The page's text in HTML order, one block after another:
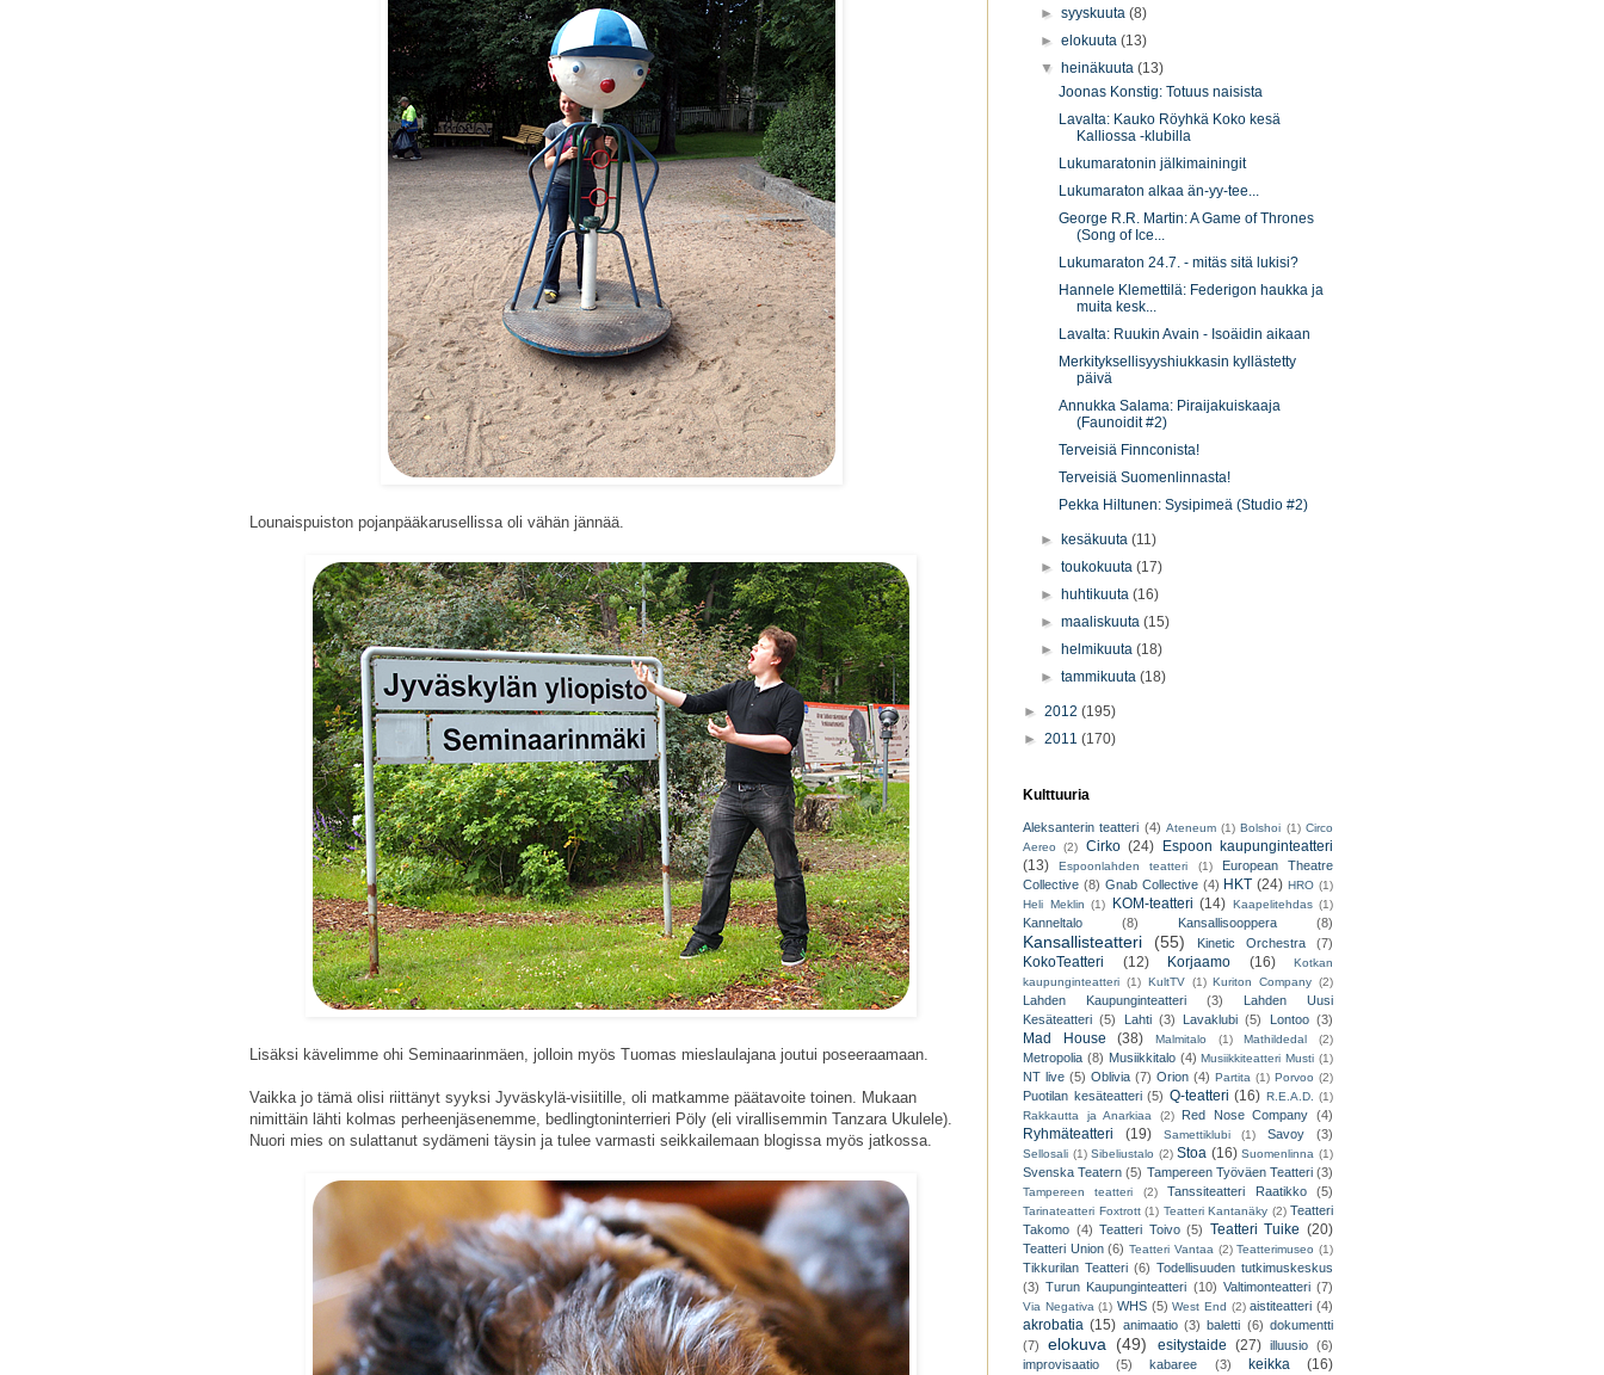
Lounaispuiston pojanpääkarusellissa oli vähän jännää.
Lisäksi kävelimme ohi Seminaarinmäen, jolloin myös Tuomas mieslaulajana joutui poseeraamaan.
Vaikka jo tämä olisi riittänyt syyksi Jyväskylä-visiitille, oli matkamme päätavoite toinen. Mukaan
nimittäin lähti kolmas perheenjäsenemme, bedlingtoninterrieri Pöly (eli virallisemmin Tanzara Ukulele).
Nuori mies on sulattanut sydämeni täysin ja tulee varmasti seikkailemaan blogissa myös jatkossa.
►syyskuuta(8)
►elokuuta(13)
▼ heinäkuuta(13)
Joonas Konstig: Totuus naisista
Lavalta: Kauko Röyhkä Koko kesä
Kalliossa -klubilla
Lukumaratonin jälkimainingit
Lukumaraton alkaa än-yy-tee...
George R.R. Martin: A Game of Thrones
(Song of Ice...
Lukumaraton 24.7. - mitäs sitä lukisi?
Hannele Klemettilä: Federigon haukka ja
muita kesk...
Lavalta: Ruukin Avain - Isoäidin aikaan
Merkityksellisyyshiukkasin kyllästetty
päivä
Annukka Salama: Piraijakuiskaaja
(Faunoidit #2)
Terveisiä Finnconista!
Terveisiä Suomenlinnasta!
Pekka Hiltunen: Sysipimeä (Studio #2)
► kesäkuuta(11)
►toukokuuta(17)
► huhtikuuta(16)
►maaliskuuta(15)
► helmikuuta(18)
►tammikuuta(18)
► 2012 (195)
► 2011 (170)
Kulttuuria
Aleksanterin teatteri (4) Ateneum (1) Bolshoi (1) Circo
Aereo
(2) Cirko (24)
Espoon kaupunginteatteri
(13)
Espoonlahden teatteri (1)
European Theatre
Collective (8) Gnab Collective (4) HKT (24) HRO (1)
Heli Meklin (1) KOM-teatteri (14) Kaapelitehdas (1)
Kanneltalo (8) Kansallisooppera (8)
Kansallisteatteri (55) Kinetic Orchestra (7)
KokoTeatteri (12) Korjaamo (16)
Kotkan
kaupunginteatteri (1) KultTV (1) Kuriton Company (2)
Lahden Kaupunginteatteri (3)
Lahden Uusi
Kesäteatteri (5) Lahti (3) Lavaklubi (5) Lontoo (3)
Mad House (38) Malmitalo (1) Mathildedal (2)
Metropolia (8) Musiikkitalo (4) Musiikkiteatteri Musti (1)
NT live (5) Oblivia (7) Orion (4) Partita (1) Porvoo (2)
Puotilan kesäteatteri (5) Q-teatteri (16) R.E.A.D. (1)
Rakkautta ja Anarkiaa
(2) Red Nose Company (4)
Ryhmäteatteri (19) Samettiklubi (1) Savoy (3)
Sellosali (1) Sibeliustalo (2) Stoa (16) Suomenlinna (1)
Svenska Teatern (5) Tampereen Työväen Teatteri (3)
Tampereen teatteri (2) Tanssiteatteri Raatikko (5)
Tarinateatteri Foxtrott (1) Teatteri Kantanäky (2) Teatteri
Takomo (4) Teatteri Toivo (5) Teatteri Tuike (20)
Teatteri Union (6) Teatteri Vantaa (2) Teatterimuseo (1)
Tikkurilan Teatteri (6) Todellisuuden tutkimuskeskus
(3) Turun Kaupunginteatteri (10) Valtimonteatteri (7)
Via Negativa (1) WHS (5) West End (2) aistiteatteri (4)
akrobatia (15) animaatio (3) baletti (6) dokumentti
(7)
elokuva (49) esitystaide (27) illuusio (6)
improvisaatio
(5) kabaree (3) keikka
(16)